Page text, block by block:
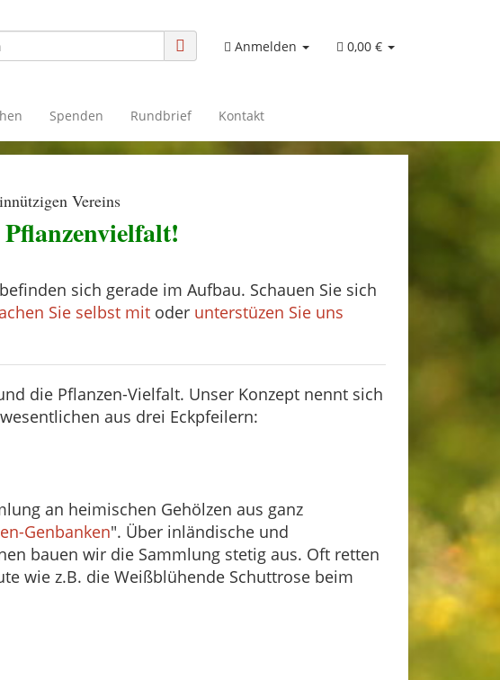
Anmelden 0,00 €
Spenden Rundbrief Kontakt
Vereins
sich gerade im Aufbau. Schauen Sie sich
Sie selbst mit oder unterstüzen Sie uns
die Pflanzen-Vielfalt. Unser Konzept nennt sich
aus drei Eckpfeilern:
an heimischen Gehölzen aus ganz
Genbanken". Über inländische und
bauen wir die Sammlung stetig aus. Oft retten
wie z.B. die Weißblühende Schuttrose beim